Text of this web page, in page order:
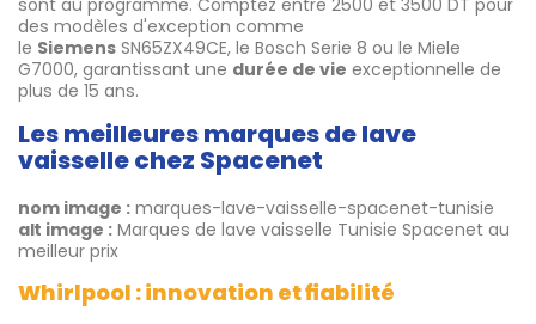
des modèles d'exception comme
le Siemens SN65ZX49CE, le Bosch Serie 8 ou le Miele
G7000, garantissant une durée de vie exceptionnelle de
plus de 15 ans.
Les meilleures marques de lave
vaisselle chez Spacenet
nom image : marques-lave-vaisselle-spacenet-tunisie
alt image : Marques de lave vaisselle Tunisie Spacenet au
meilleur prix
Whirlpool : innovation et fiabilité